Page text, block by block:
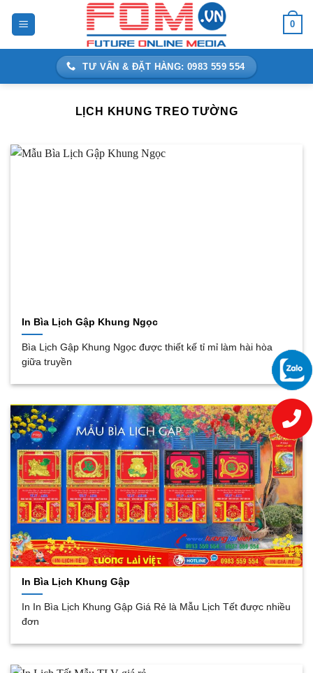
0
TƯ VẤN & ĐẶT HÀNG: 0983 559 554
LỊCH KHUNG TREO TƯỜNG
In Bìa Lịch Gập Khung Ngọc
Bìa Lịch Gập Khung Ngọc được thiết kế tỉ mỉ làm hài hòa
giữa truyền
In Bìa Lịch Khung Gập
In In Bìa Lịch Khung Gập Giá Rẻ là Mẫu Lịch Tết được nhiều
đơn